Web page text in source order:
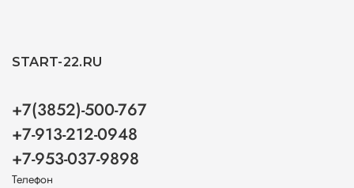
START-22.RU
+7(3852)-500-767
+7-913-212-0948
+7-953-037-9898
Телефон